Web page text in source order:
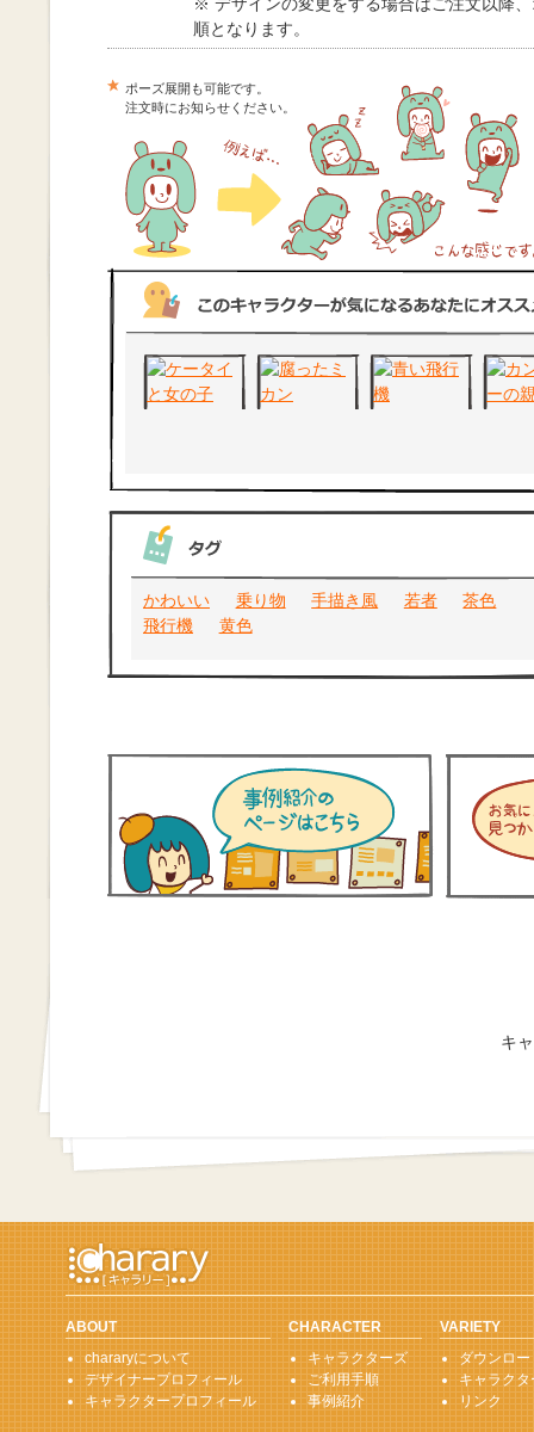
順となります。
ポーズ展開も可能です。
注文時にお知らせください。
かわいい 乗り物 手描き風 若者
茶色
飛行機
黄色
キ
ABOUT
chararyについて
デザイナープロフィール
キャラクタープロフィール
CHARACTER
キャラクターズ
ご利用手順
事例紹介
VARIETY
ダウンロ
キャラク
リンク